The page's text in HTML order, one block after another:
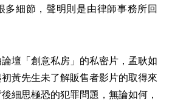
多細節，聲明則是由律師事務所回
壇「創意私房」的私密片，孟耿如
黃先生未了解販售者影片的取得來
細思極恐的犯罪問題，無論如何，